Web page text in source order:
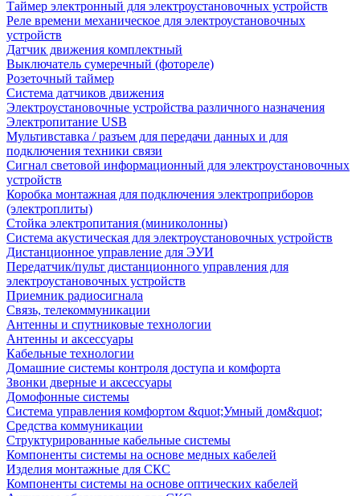
Таймер электронный для электроустановочных устройств
Реле времени механическое для электроустановочных
устройств
Датчик движения комплектный
Выключатель сумеречный (фотореле)
Розеточный таймер
Система датчиков движения
Электроустановочные устройства различного назначения
Электропитание USB
Мультивставка / разъем для передачи данных и для
подключения техники связи
Сигнал световой информационный для электроустановочных
устройств
Коробка монтажная для подключения электроприборов
(электроплиты)
Стойка электропитания (миниколонны)
Система акустическая для электроустановочных устройств
Дистанционное управление для ЭУИ
Передатчик/пульт дистанционного управления для
электроустановочных устройств
Приемник радиосигнала
Связь, телекоммуникации
Антенны и спутниковые технологии
Антенны и аксессуары
Кабельные технологии
Домашние системы контроля доступа и комфорта
Звонки дверные и аксессуары
Домофонные системы
Система управления комфортом &quot;Умный дом&quot;
Средства коммуникации
Структурированные кабельные системы
Компоненты системы на основе медных кабелей
Изделия монтажные для СКС
Компоненты системы на основе оптических кабелей